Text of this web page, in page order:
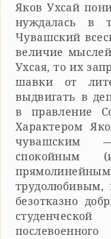
Яков Ухсай
нуждалась в
Чувашский
величие
Ухсая, то их
шавки от
выдвигать в
в правление
Характером
чувашским
спокойным
трудолюбивым,
безотказно